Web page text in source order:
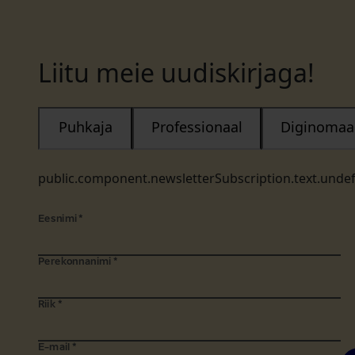
Liitu meie uudiskirjaga!
Puhkaja Professionaal
Eesnimi *
Perekonnanimi *
Riik *
E-mail *